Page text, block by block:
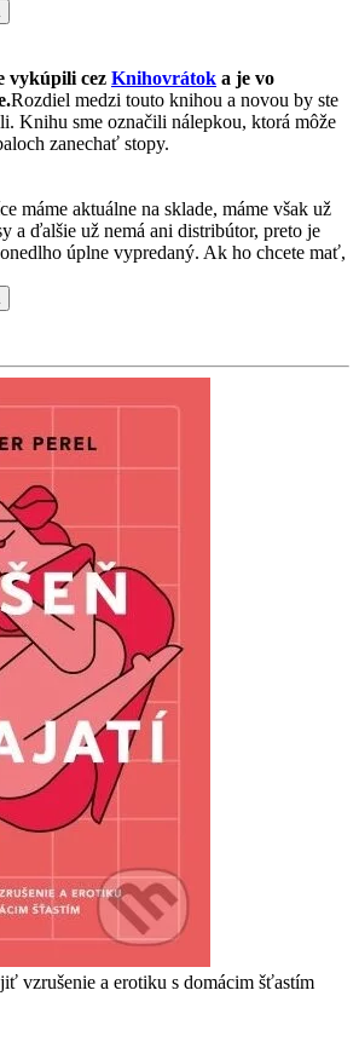
vykúpili cez Knihovrátok a je vo
Rozdiel medzi touto knihou a novou by ste
Knihu sme označili nálepkou, ktorá môže
zanechať stopy.
máme aktuálne na sklade, máme však už
a ďalšie už nemá ani distribútor, preto je
úplne vypredaný. Ak ho chcete mať,
vzrušenie a erotiku s domácim šťastím